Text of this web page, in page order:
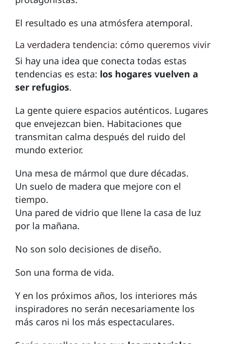
El resultado es una atmósfera atemporal.
La verdadera tendencia: cómo queremos vivir
Si hay una idea que conecta todas estas
tendencias es esta: los hogares vuelven a
ser refugios.
La gente quiere espacios auténticos. Lugares
que envejezcan bien. Habitaciones que
transmitan calma después del ruido del
mundo exterior.
Una mesa de mármol que dure décadas.
Un suelo de madera que mejore con el
tiempo.
Una pared de vidrio que llene la casa de luz
por la mañana.
No son solo decisiones de diseño.
Son una forma de vida.
Y en los próximos años, los interiores más
inspiradores no serán necesariamente los
más caros ni los más espectaculares.